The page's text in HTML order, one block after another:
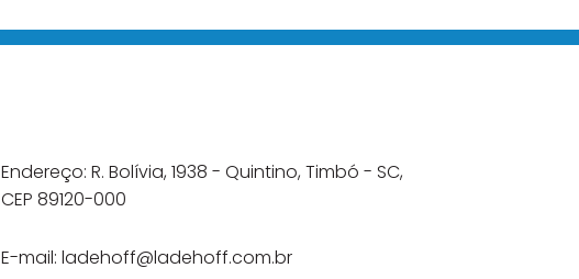
Endereço: R. Bolívia, 1938 - Quintino, Timbó - SC,
CEP 89120-000
E-mail:ladehoff@ladehoff.com.br